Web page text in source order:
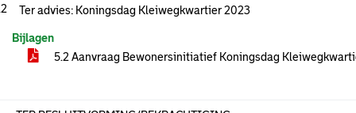
Ter advies: Koningsdag Kleiwegkwartier 2023
Bijlagen
5.2 Aanvraag Bewonersinitiatief Koningsdag